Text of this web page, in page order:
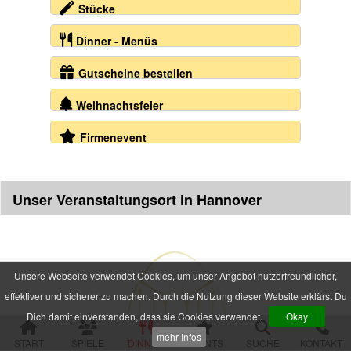
Unsere Webseite verwendet Cookies, um unser Angebot nutzerfreundlicher,
effektiver und sicherer zu machen. Durch die Nutzung dieser Website erklärst Du
Dich damit einverstanden, dass sie Cookies verwendet.
Okay
mehr Infos
START SPIELE DINNER EVENTS SUCHE KONTAKT
alle Veranstaltungen
Spielorte und Tatzeiten
Großröhrsdorf
Meißen
Neustadt (Sachsen)
Braunschweig
Hannover
Jork (bei Hamburg)
Rinteln
Stücke
Dinner - Menüs
Gutscheine bestellen
Weihnachtsfeier
Firmenevent
Unser Veranstaltungsort in Hannover